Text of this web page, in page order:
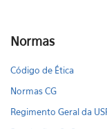
Normas
Código de Ética
Normas CG
Regimento Geral da